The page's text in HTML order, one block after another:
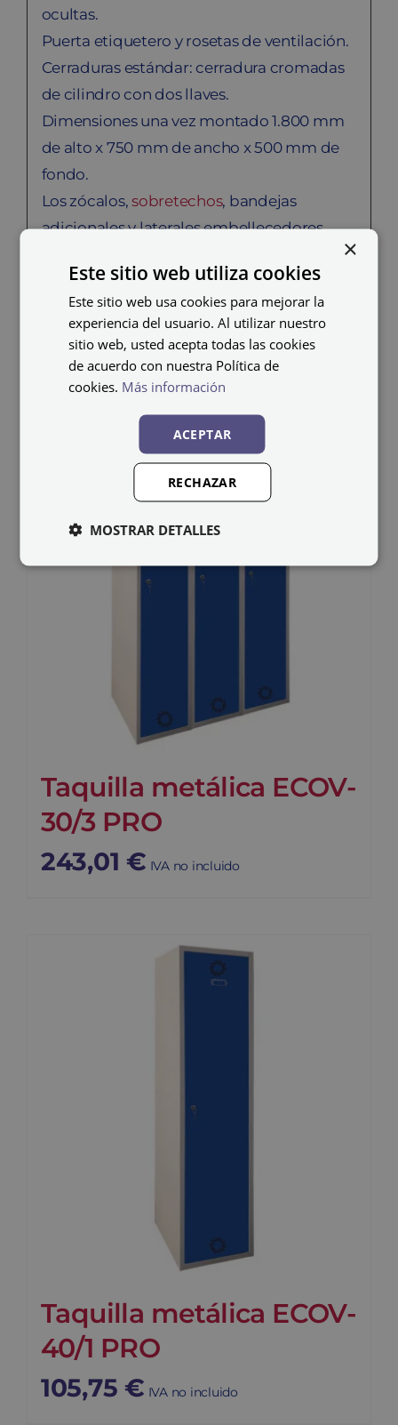
ocultas.
Puerta etiquetero y rosetas de ventilación.
Cerraduras estándar: cerradura cromadas
de cilindro con dos llaves.
Dimensiones una vez montado 1.800 mm
de alto x 750 mm de ancho x 500 mm de
fondo.
Los zócalos,sobretechos, bandejas
adicionales y laterales embellecedores
Productos relacionados
Taquilla metálica ECOV-
30/3 PRO
243,01 € IVA no incluido
Taquilla metálica ECOV-
40/1 PRO
105,75 € IVA no incluido
×
Este sitio web utiliza cookies
Este sitio web usa cookies para mejorar la
experiencia del usuario. Al utilizar nuestro
sitio web, usted acepta todas las cookies
de acuerdo con nuestra Política de
cookies. Más información
ACEPTAR
RECHAZAR
MOSTRAR DETALLES